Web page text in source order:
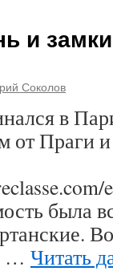
и
Соколов
в
от Праги
была
… Читать